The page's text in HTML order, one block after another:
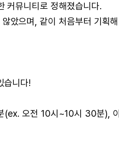
커뮤니티로 정해졌습니다.
았으며, 같이 처음부터 기획
습니다!
오전 10시~10시 30분),